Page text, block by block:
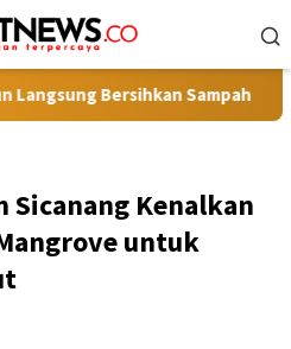
Bersihkan Sampah
Sicanang Kenalkan
untuk